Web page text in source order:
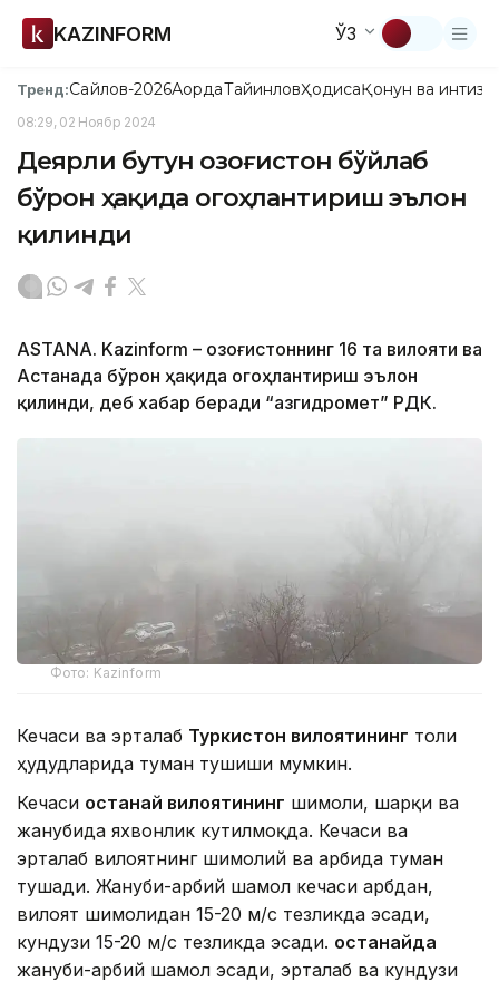
KAZINFORM ЎЗ
Тренд:Сайлов-2026АқордаТайинловҲодисаҚонун ва
08:29, 02 Ноябр 2024
Деярли бутун Қозоғистон бўйлаб
бўрон ҳақида огоҳлантириш эълон
қилинди
ASTANA. Kazinform – Қозоғистоннинг 16 та вилояти ва
Астанада бўрон ҳақида огоҳлантириш эълон
қилинди, деб хабар беради “Қазгидромет” РДК.
Фото: Kazinform
Кечаси ва эрталаб Туркистон вилоятининг тоғли
ҳудудларида туман тушиши мумкин.
Кечаси Қостанай вилоятининг шимоли, шарқи ва
жанубида яхвонлик кутилмоқда. Кечаси ва
эрталаб вилоятнинг шимолий ва ғарбида туман
тушади. Жануби-ғарбий шамол кечаси ғарбдан,
вилоят шимолидан 15-20 м/с тезликда эсади,
кундузи 15-20 м/с тезликда эсади. Қостанайда
жануби-ғарбий шамол эсади, эрталаб ва кундузи